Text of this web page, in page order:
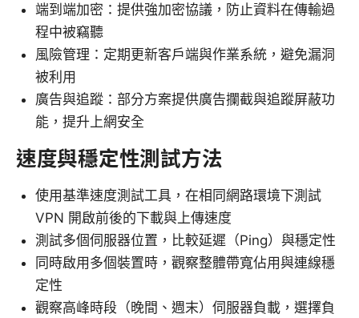
端到端加密：提供強加密協議，防止資料在傳輸過
程中被竊聽
風險管理：定期更新客戶端與作業系統，避免漏洞
被利用
廣告與追蹤：部分方案提供廣告攔截與追蹤屏蔽功
能，提升上網安全
速度與穩定性測試方法
使用基準速度測試工具，在相同網路環境下測試
VPN 開啟前後的下載與上傳速度
測試多個伺服器位置，比較延遲（Ping）與穩定性
同時啟用多個裝置時，觀察整體帶寬佔用與連線穩
定性
觀察高峰時段（晚間、週末）伺服器負載，選擇負